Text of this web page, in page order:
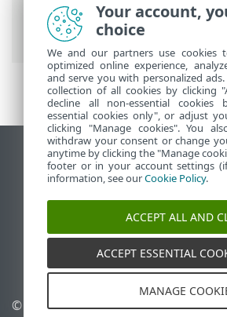
고급 설정>원격 관리>
공된 데이터
데스크톱 사이트 보기
End of Life
ESET 지식 베이스
ESET Status Portal
국가별 지원
© 1992 - 2025 ESET, spol. s
Your account,
choice
We and our partners use cookies
optimized online experience,
and serve you with personalized
collection of all cookies by clicking
decline all non-essential cookies
essential cookies only", or adjust
clicking "Manage cookies". You
withdraw your consent or change
anytime by clicking the "Manage
footer or in your account settings
information, see ourCookie Policy.
ACCEPT ALL AND
ACCEPT ESSENTIAL
MANAGE